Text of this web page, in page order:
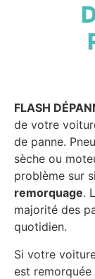
FLASH
de votre
de panne.
sèche ou
problème sur
remorquage.
majorité des
quotidien.
Si votre
est